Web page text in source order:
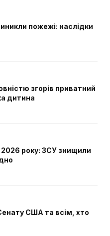
пожежі: наслідки
згорів приватний
дитина
року: ЗСУ знищили
США та всім, хто